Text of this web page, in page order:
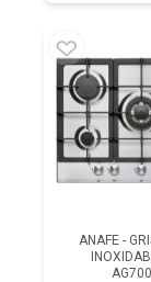
ANAFE -